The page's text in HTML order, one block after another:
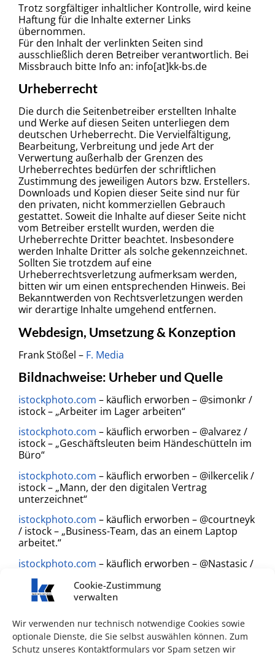
Cookie-Zustimmung
verwalten
Wir verwenden nur technisch notwendige Cookies sowie
optionale Dienste, die Sie selbst auswählen können. Zum
Schutz unseres Kontaktformulars vor Spam setzen wir
Trotz sorgfältiger inhaltlicher Kontrolle, wird keine
Haftung für die Inhalte externer Links
übernommen.
Für den Inhalt der verlinkten Seiten sind
ausschließlich deren Betreiber verantwortlich. Bei
Missbrauch bitte Info an: info[at]kk-bs.de
Urheberrecht
Die durch die Seitenbetreiber erstellten Inhalte
und Werke auf diesen Seiten unterliegen dem
deutschen Urheberrecht. Die Vervielfältigung,
Bearbeitung, Verbreitung und jede Art der
Verwertung außerhalb der Grenzen des
Urheberrechtes bedürfen der schriftlichen
Zustimmung des jeweiligen Autors bzw. Erstellers.
Downloads und Kopien dieser Seite sind nur für
den privaten, nicht kommerziellen Gebrauch
gestattet. Soweit die Inhalte auf dieser Seite nicht
vom Betreiber erstellt wurden, werden die
Urheberrechte Dritter beachtet. Insbesondere
werden Inhalte Dritter als solche gekennzeichnet.
Sollten Sie trotzdem auf eine
Urheberrechtsverletzung aufmerksam werden,
bitten wir um einen entsprechenden Hinweis. Bei
Bekanntwerden von Rechtsverletzungen werden
wir derartige Inhalte umgehend entfernen.
Webdesign, Umsetzung & Konzeption
Frank Stößel – F. Media
Bildnachweise: Urheber und Quelle
istockphoto.com – käuflich erworben – @simonkr /
istock – „Arbeiter im Lager arbeiten“
istockphoto.com – käuflich erworben – @alvarez /
istock – „Geschäftsleuten beim Händeschütteln im
Büro“
istockphoto.com – käuflich erworben – @ilkercelik /
istock – „Mann, der den digitalen Vertrag
unterzeichnet“
istockphoto.com – käuflich erworben – @courtneyk
/ istock – „Business-Team, das an einem Laptop
arbeitet.“
istockphoto.com – käuflich erworben – @Nastasic /
istock – „Männlicher Arzt, der einem Patienten in
einem Büro, das am Laptop arbeitet, ein Rezept
schreibt“
istockphoto.com– käuflich erworben – @izusek /
istock – „Business-Konferenz im Kongresszentrum“